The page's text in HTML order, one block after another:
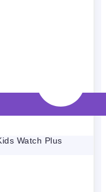
Watch Plus